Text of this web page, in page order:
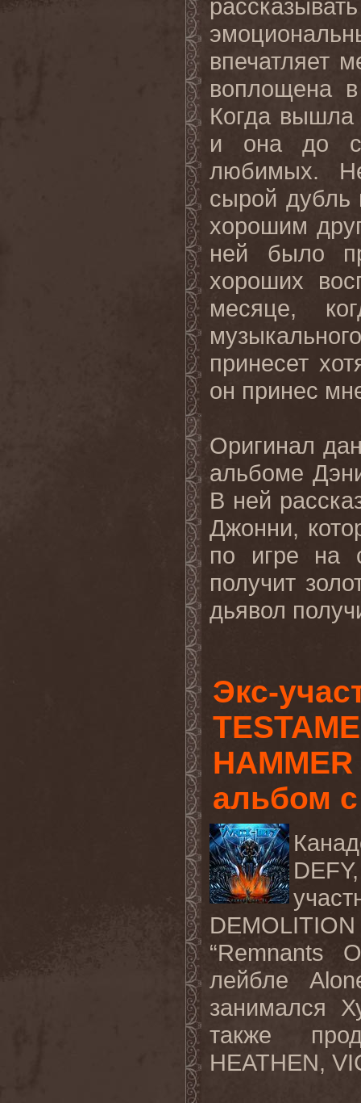
впечатляет
воплощена в
Когда вышла
и она до
любимых.
сырой дубль
хорошим
ней было
хороших
месяце,
принесет
он принес
Оригинал
альбоме
В ней
Джонни,
по игре на
получит
дьявол
Экс-
альбом с
“Remnants
лейбле
занимался
также
HEATHEN,